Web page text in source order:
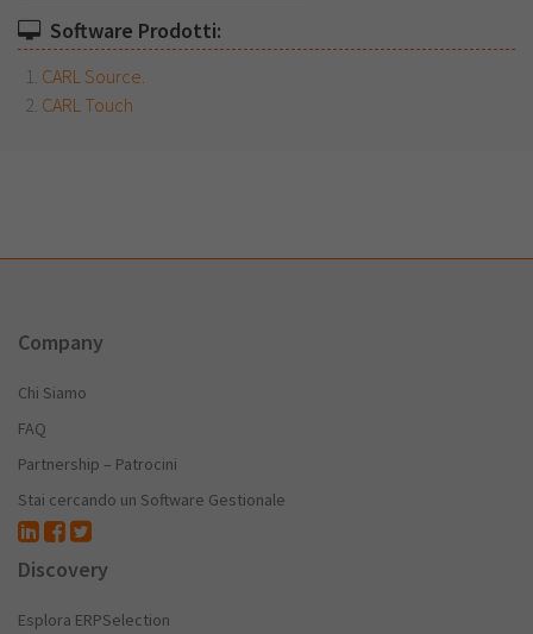
Software Prodotti:
CARL Source.
CARL Touch
Company
Chi Siamo
FAQ
Partnership – Patrocini
Stai cercando un Software Gestionale
Discovery
Esplora ERPSelection